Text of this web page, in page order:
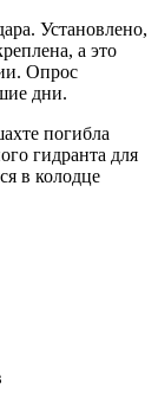
Установлено,
а это
Опрос
дни.
погибла
гидранта для
в колодце